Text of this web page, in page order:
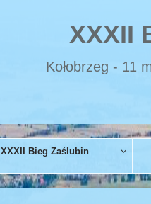
XXXII
Kołobrzeg - 11
XXXII Bieg Zaślubin